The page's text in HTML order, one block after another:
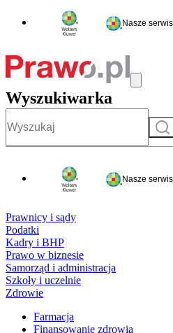
Nasze
Wyszukiwarka
Nasze
Prawnicy i sądy
Podatki
Kadry i BHP
Prawo w biznesie
Samorząd i administracja
Szkoły i uczelnie
Zdrowie
Farmacja
Finansowanie zdrowia